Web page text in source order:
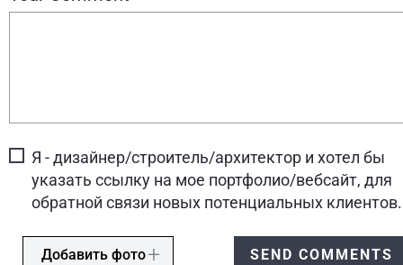
Я - дизайнер/строитель/архитектор и хотел бы
указать ссылку на мое портфолио/вебсайт, для
обратной связи новых потенциальных клиентов.
Добавить фото SEND COMMENTS